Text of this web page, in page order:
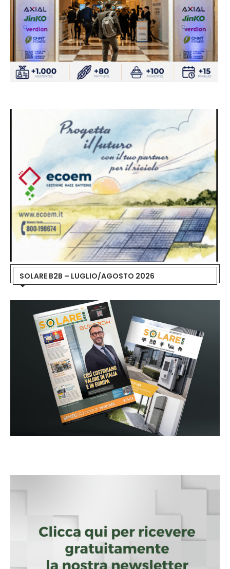
SOLARE B2B – LUGLIO/AGOSTO 2026